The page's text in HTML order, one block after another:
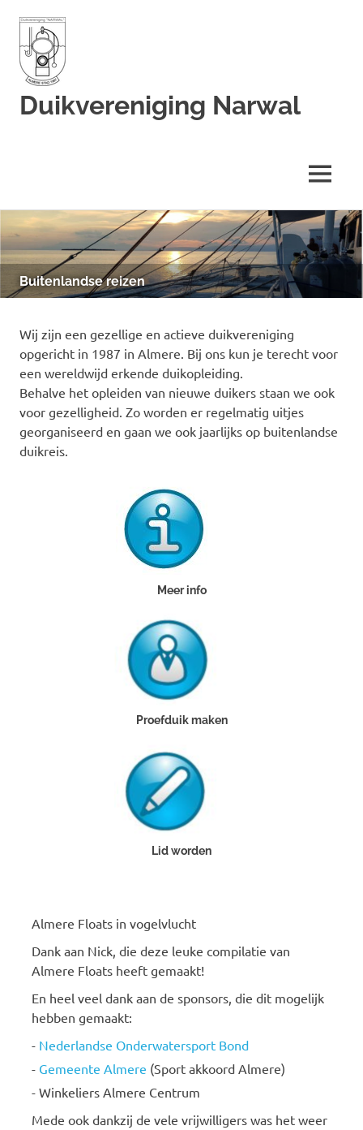
naar
de
inhoud
Duikvereniging Narwal
MENU
Buitenlandse reizen
Wij zijn een gezellige en actieve duikvereniging
opgericht in 1987 in Almere. Bij ons kun je terecht voor
een wereldwijd erkende duikopleiding.
Behalve het opleiden van nieuwe duikers staan we ook
voor gezelligheid. Zo worden er regelmatig uitjes
georganiseerd en gaan we ook jaarlijks op buitenlandse
duikreis.
Meer info
Proefduik maken
Lid worden
Almere Floats in vogelvlucht
Dank aan Nick, die deze leuke compilatie van
Almere Floats heeft gemaakt!
En heel veel dank aan de sponsors, die dit mogelijk
hebben gemaakt:
- Nederlandse Onderwatersport Bond
- Gemeente Almere (Sport akkoord Almere)
- Winkeliers Almere Centrum
Mede ook dankzij de vele vrijwilligers was het weer